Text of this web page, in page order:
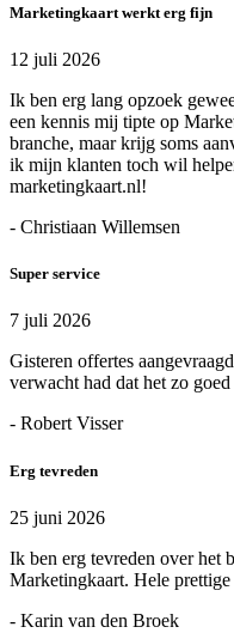
Marketingkaart werkt erg fijn
12 juli 2026
Ik ben erg lang opzoek
een kennis mij tipte op
branche, maar krijg soms
ik mijn klanten toch wil
marketingkaart.nl!
- Christiaan Willemsen
Super service
7 juli 2026
Gisteren offertes
verwacht had dat het zo
- Robert Visser
Erg tevreden
25 juni 2026
Ik ben erg tevreden over het
Marketingkaart. Hele
- Karin van den Broek